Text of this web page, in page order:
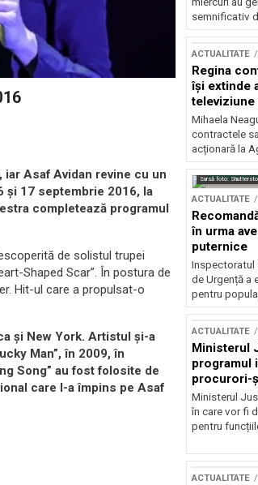
Asaf Avidan revine cu un
şi 17 septembrie 2016, la
completează programul
de solistul trupei
Shaped Scar”. În postura de
Hit-ul care a propulsat-o
şi New York. Artistul şi-a
Man”, în 2009, în
Song” au fost folosite de
care l-a împins pe Asaf
semnificativ
ACTUALITATE
Regina
își extinde
televiziune
Mihaela
contractele
acționară la
Sursă foto:
ACTUALITATE
în urma
puternice
Inspectoratul
de Urgență a
pentru
ACTUALITATE
Ministerul
programul
procurori-
Ministerul
în care vor fi
pentru
ACTUALITATE